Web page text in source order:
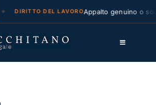
DIRITTO DEL LAVOROAppalto genuino o
Toggle